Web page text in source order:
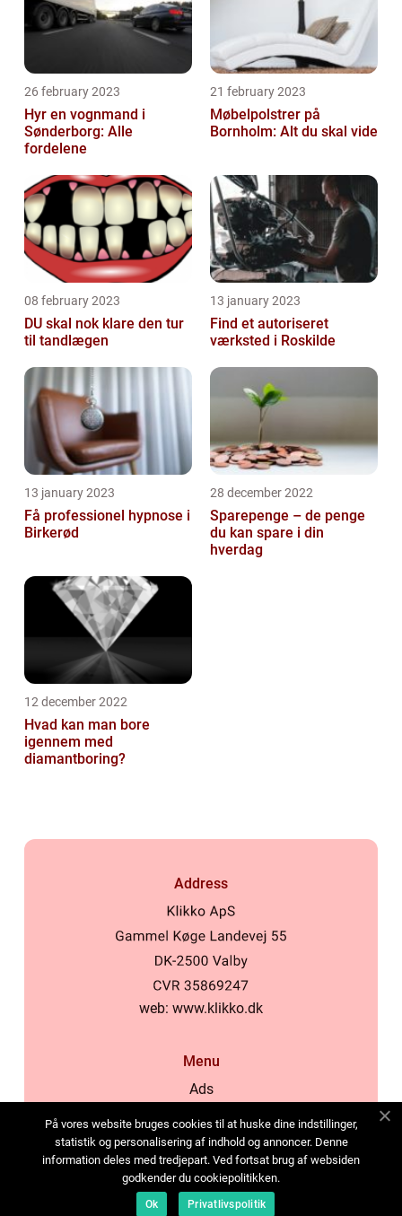
26 february 2023
Hyr en vognmand i
Sønderborg: Alle
fordelene
21 february 2023
Møbelpolstrer på
Bornholm: Alt du skal vide
08 february 2023
DU skal nok klare den tur
til tandlægen
13 january 2023
Find et autoriseret
værksted i Roskilde
13 january 2023
Få professionel hypnose i
Birkerød
28 december 2022
Sparepenge – de penge
du kan spare i din
hverdag
12 december 2022
Hvad kan man bore
igennem med
diamantboring?
Address
web: www.klikko.dk
Menu
Ads
Cookies
Contact
Sitemap
På vores website bruges cookies til at huske dine indstillinger,
statistik og personalisering af indhold og annoncer. Denne
information deles med tredjepart. Ved fortsat brug af websiden
godkender du cookiepolitikken.
Ok Privatlivspolitik